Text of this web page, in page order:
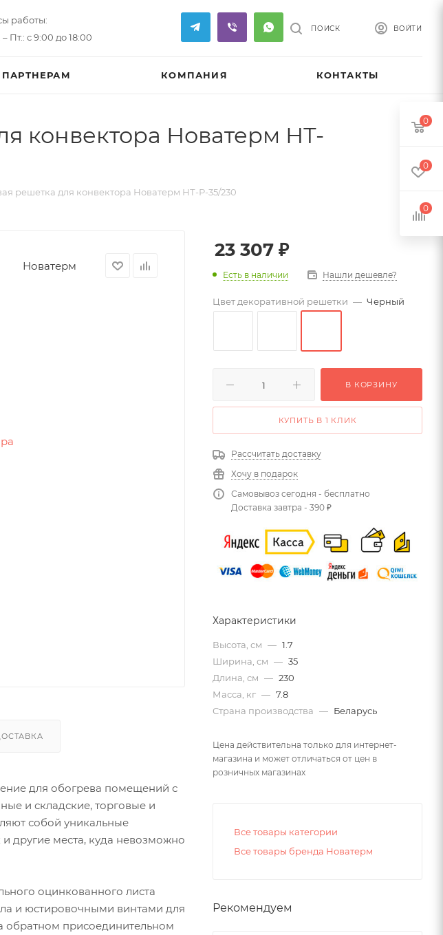
работы:
Пт.: с 9:00 до 18:00
ВОЙТИ
ПОИСК
ПАРТНЕРАМ КОМПАНИЯ КОНТАКТЫ
конвектора Новатерм НТ-
решетка для конвектора Новатерм НТ-Р-35/230
Новатерм
для обогрева помещений с
и складские, торговые и
собой уникальные
другие места, куда невозможно
оцинкованного листа
и юстировочными винтами для
обратном присоединительном
23 307 ₽
Есть в наличии Нашли дешевле?
Цвет декоративной решетки — Черный
В КОРЗИНУ
КУПИТЬ В 1 КЛИК
Рассчитать доставку
Хочу в подарок
Самовывоз сегодня - бесплатно
Доставка завтра - 390 ₽
Характеристики
Высота, см — 1.7
Ширина, см — 35
Длина, см — 230
Масса, кг — 7.8
Страна производства — Беларусь
Цена действительна только для интернет-
магазина и может отличаться от цен в
розничных магазинах
Все товары категории
Все товары бренда Новатерм
Рекомендуем
0
0
0